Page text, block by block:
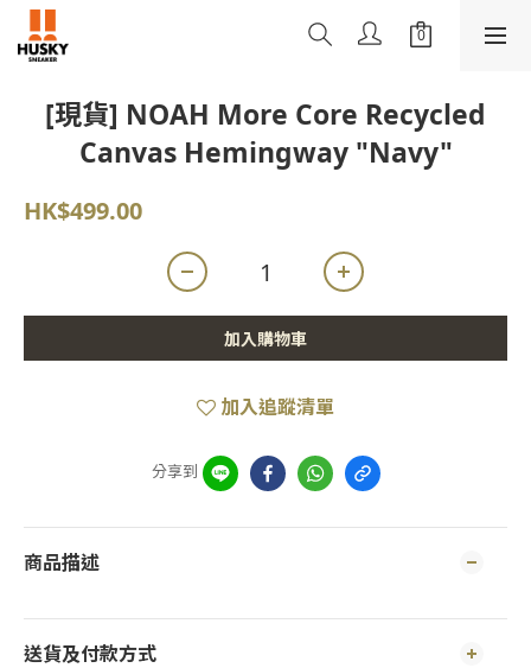
[現貨] NOAH More Core Recycled
Canvas Hemingway "Navy"
HK$499.00
加入購物車
加入追蹤清單
分享到
商品描述
送貨及付款方式